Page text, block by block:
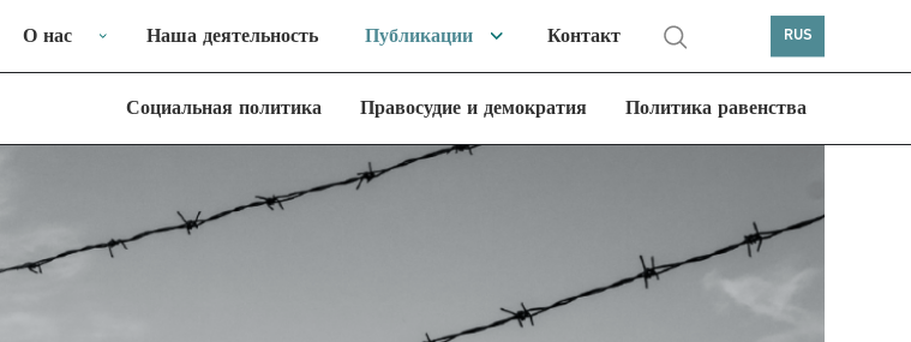
О нас Наша деятельность Публикации Контакт RUS
Социальная политика Правосудие и демократия Политика равенства